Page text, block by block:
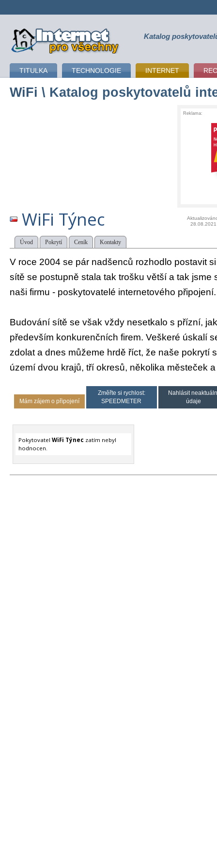
připojení k internetu Katalog
TITULKA TECHNOLOGIE INTERNET
WiFi \ Katalog poskytovatelů
Reklama:
WiFi Týnec
28.08.2021
Úvod Pokrytí Ceník Kontakty
V roce 2004 se pár nadšenců rozhodlo postavit
sítě se postupně stala tak trošku větší a tak jsme
naši firmu - poskytovatelé internetového připojení.
Budování sítě se však vždy nesetkalo s přízní,
především konkurenčních firem. Veškeré úskalí
zdolat a dnes můžeme hrdě říct, že naše pokrytí
území dvou krajů, tří okresů, několika městeček
Mám zájem o připojení
Změřte si rychlost:
SPEEDMETER
Nahlásit
údaje
Pokytovatel WiFi Týnec zatím nebyl
hodnocen.